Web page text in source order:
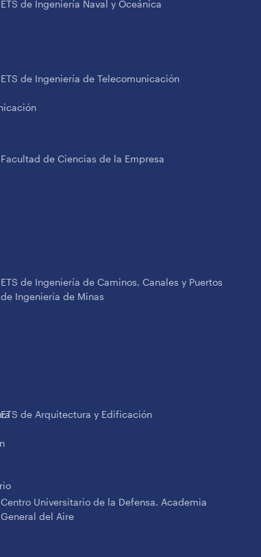
ETS de Ingeniería Naval y Oceánica
ETS de Ingeniería de Telecomunicación
Facultad de Ciencias de la Empresa
ETS de Ingeniería de Caminos, Canales y Puertos
de Ingeniería de Minas
ETS de Arquitectura y Edificación
Centro Universitario de la Defensa. Academia
General del Aire